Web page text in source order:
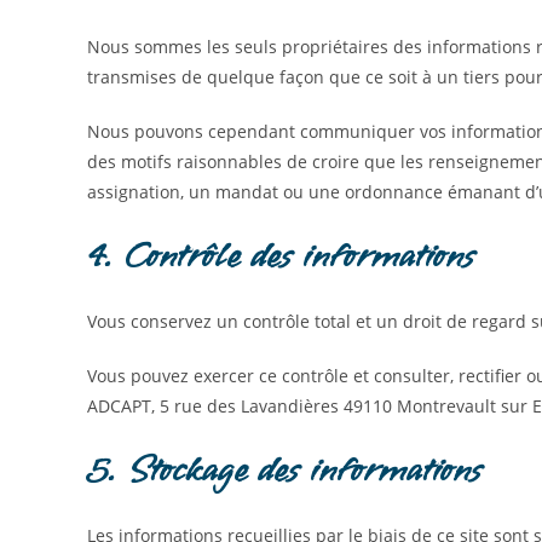
Nous sommes les seuls propriétaires des informations
transmises de quelque façon que ce soit à un tiers
Nous pouvons cependant communiquer vos
des motifs raisonnables de croire que les
assignation, un mandat ou une ordonnance émanant
4. Contrôle des informations
Vous conservez un contrôle total et un droit de regard
Vous pouvez exercer ce contrôle et consulter, rectifier
ADCAPT, 5 rue des Lavandières 49110 Montrevault sur
5. Stockage des informations
Les informations recueillies par le biais de ce site sont